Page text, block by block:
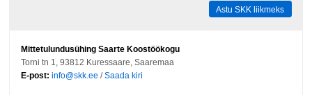
Astu SKK liikmeks
Mittetulundusühing Saarte Koostöökogu
Torni tn 1, 93812 Kuressaare, Saaremaa
E-post: info@skk.ee /Saada kiri